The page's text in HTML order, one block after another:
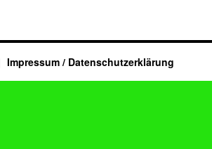
Impressum / Datenschutzerklärung